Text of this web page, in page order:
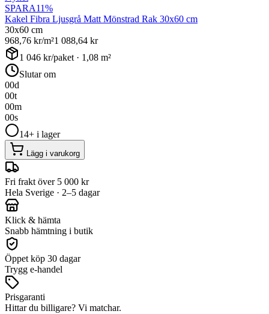
SPARA11%
Kakel Fibra Ljusgrå Matt Mönstrad Rak 30x60 cm
30x60 cm
968,76 kr/m²1 088,64 kr
1 046 kr/paket · 1,08 m²
Slutar om
00d
00t
00m
00s
14+ i lager
Lägg i varukorg
Fri frakt över 5 000 kr
Hela Sverige · 2–5 dagar
Klick & hämta
Snabb hämtning i butik
Öppet köp 30 dagar
Trygg e-handel
Prisgaranti
Hittar du billigare? Vi matchar.